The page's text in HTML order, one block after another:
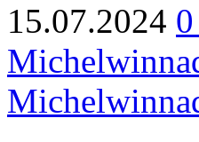
15.07.2024